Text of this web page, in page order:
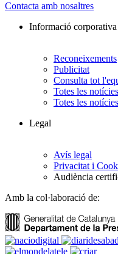
Contacta amb nosaltres
Informació corporativa
Reconeixements
Publicitat
Consulta tot
Totes les
Totes les
Legal
Avís legal
Privacitat i
Audiència
Amb la col·laboració de: